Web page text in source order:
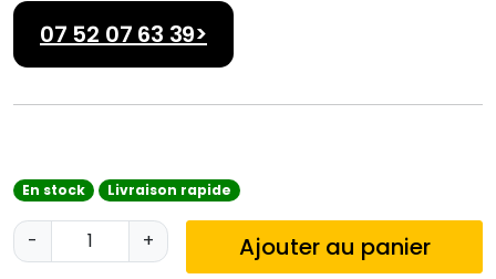
07 52 07 63 39>
En stock Livraison rapide
-
q
u
+ Ajouter au panier